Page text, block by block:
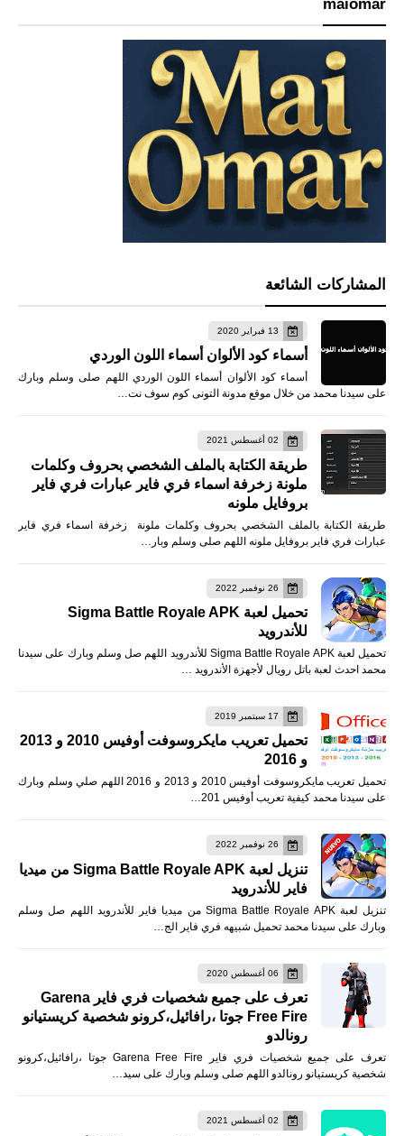
maiomar
المشاركات الشائعة
13 فبراير 2020
أسماء كود الألوان أسماء اللون الوردي
أسماء كود الألوان أسماء اللون الوردي اللهم صلى وسلم وبارك
على سيدنا محمد من خلال موقع مدونة التونى كوم سوف نت…
02 أغسطس 2021
طريقة الكتابة بالملف الشخصي بحروف وكلمات
ملونة زخرفة اسماء فري فاير عبارات فري فاير
بروفايل ملونه
طريقة الكتابة بالملف الشخصي بحروف وكلمات ملونة زخرفة اسماء فري فاير
عبارات فري فاير بروفايل ملونه اللهم صلى وسلم وبار…
26 نوفمبر 2022
تحميل لعبة Sigma Battle Royale APK
للأندرويد
تحميل لعبة Sigma Battle Royale APK للأندرويد اللهم صل وسلم وبارك على سيدنا
محمد احدث لعبة باتل رويال لأجهزة الأندرويد …
17 سبتمبر 2019
تحميل تعريب مايكروسوفت أوفيس 2010 و 2013
و 2016
تحميل تعريب مايكروسوفت أوفيس 2010 و 2013 و 2016 اللهم صلي وسلم وبارك
على سيدنا محمد كيفية تعريب أوفيس 201…
26 نوفمبر 2022
تنزيل لعبة Sigma Battle Royale APK من ميديا
فاير للأندرويد
تنزيل لعبة Sigma Battle Royale APK من ميديا فاير للأندرويد اللهم صل وسلم
وبارك على سيدنا محمد تحميل شبيهه فري فاير الج…
06 أغسطس 2020
تعرف على جميع شخصيات فري فاير Garena
Free Fire جوتا ،رافائيل،كرونو شخصية كريستيانو
رونالدو
تعرف على جميع شخصيات فري فاير Garena Free Fire جوتا ،رافائيل،كرونو
شخصية كريستيانو رونالدو اللهم صلى وسلم وبارك على سيد…
02 أغسطس 2021